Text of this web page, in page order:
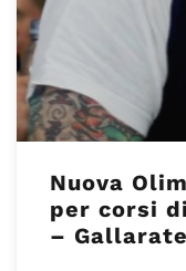
Nuova
per corsi
– Gallarate